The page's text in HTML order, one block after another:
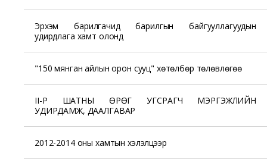
Эрхэм барилгачид барилгын байгууллагуудын
удирдлага хамт олонд
"150 мянган айлын орон сууц" хөтөлбөр төлөвлөгөө
II-Р ШАТНЫ ӨРӨГ УГСРАГЧ МЭРГЭЖЛИЙН
УДИРДАМЖ, ДААЛГАВАР
2012-2014 оны хамтын хэлэлцээр